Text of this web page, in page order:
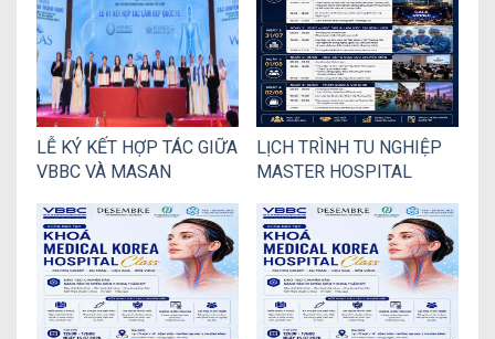
LỄ KÝ KẾT HỢP TÁC GIỮA
VBBC VÀ MASAN
QUỐC: MỞ RỘNG CƠ HỘI
ĐÀO TẠO VÀ PHÁT TRIỂN
NGUỒN NHÂN LỰC
NGÀNH THẨM MỸ
LỊCH TRÌNH TU NGHIỆP
MASTER HOSPITAL
TẠI BỆNH VIỆN THƯỢNG
HẢI DÀNH CHO CÁC
THÀNH VIÊN VBBC